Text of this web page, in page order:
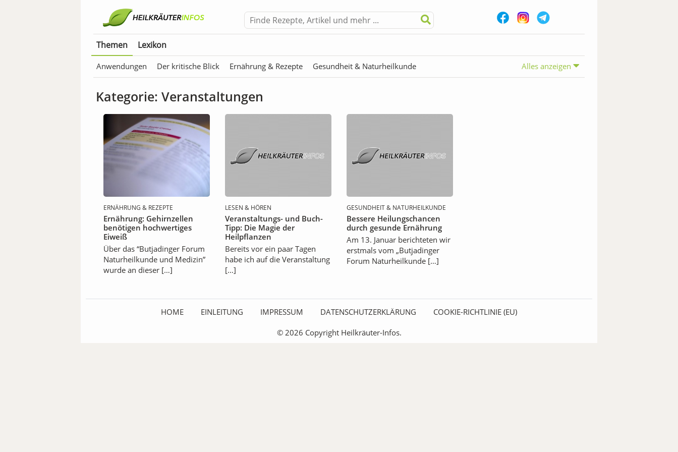
Themen Lexikon
Anwendungen Der kritische Blick Ernährung & Rezepte Gesundheit & Naturheilkunde
Natürlich schön Natürliche Aphrodisiaka
TOP Themen Wissenschaft & Forschung
Alles anzeigen
Kategorie: Veranstaltungen
ERNÄHRUNG & REZEPTE
Ernährung: Gehirnzellen
benötigen hochwertiges
Eiweiß
Über das “Butjadinger Forum
Naturheilkunde und Medizin”
wurde an dieser […]
LESEN & HÖREN
Veranstaltungs- und Buch-
Tipp: Die Magie der
Heilpflanzen
Bereits vor ein paar Tagen
habe ich auf die Veranstaltung
[…]
GESUNDHEIT & NATURHEILKUNDE
Bessere Heilungschancen
durch gesunde Ernährung
Am 13. Januar berichteten wir
erstmals vom „Butjadinger
Forum Naturheilkunde […]
HOME EINLEITUNG IMPRESSUM DATENSCHUTZERKLÄRUNG COOKIE-RICHTLINIE (EU)
© 2026 Copyright Heilkräuter-Infos.